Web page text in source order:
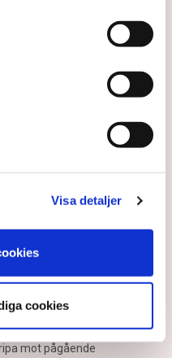
Visa detaljer
cookies
har gripits
allmän ordning och
mot pågående